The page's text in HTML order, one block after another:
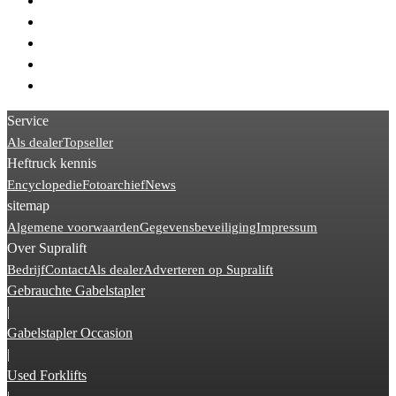
Service
Als dealerTopseller
Heftruck kennis
EncyclopedieFotoarchiefNews
sitemap
Algemene voorwaardenGegevensbeveiligingImpressum
Over Supralift
BedrijfContactAls dealerAdverteren op Supralift
Gebrauchte Gabelstapler
|
Gabelstapler Occasion
|
Used Forklifts